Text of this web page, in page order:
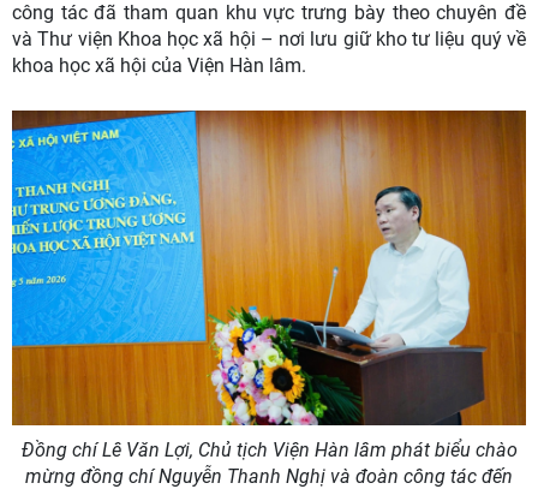
công tác đã tham quan khu vực trưng bày theo chuyên đề
và Thư viện Khoa học xã hội – nơi lưu giữ kho tư liệu quý về
khoa học xã hội của Viện Hàn lâm.
Đồng chí Lê Văn Lợi, Chủ tịch Viện Hàn lâm phát biểu chào
mừng đồng chí Nguyễn Thanh Nghị và đoàn công tác đến